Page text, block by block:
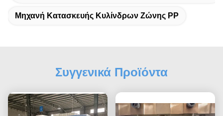
Μηχανή Κατασκευής Κυλίνδρων Ζώνης PP
Συγγενικά Προϊόντα